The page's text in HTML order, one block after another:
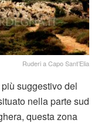
Ruderi a Capo Sant’Elia
suggestivo del
nella parte sud
questa zona